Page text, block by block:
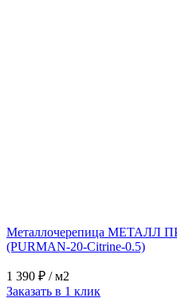
Металлочерепица МЕТАЛЛ
(PURMAN-20-Citrine-0.5)
1 390 ₽ / м2
Заказать в 1 клик